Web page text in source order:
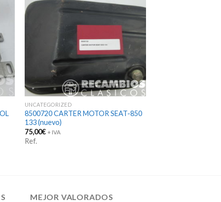
UNCATEGORIZED
8500720 CARTER MOTOR SEAT-850
133 (nuevo)
75,00€ + IVA
Ref.
MEJOR VALORADOS